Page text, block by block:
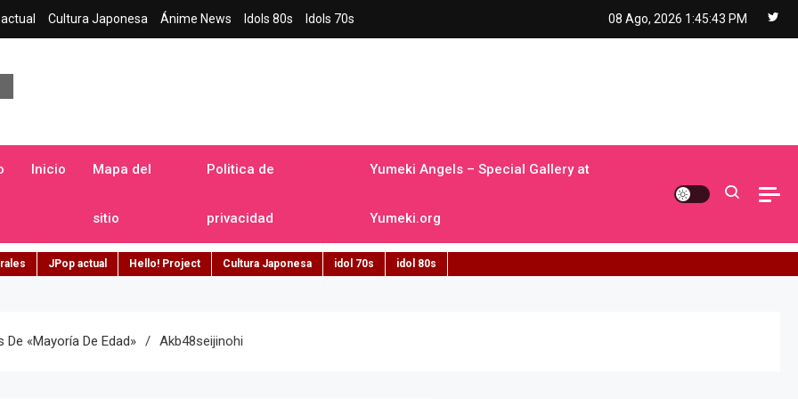
Cultura Japonesa Ánime News Idols 80s Idols 70s 08 Ago, 2026 1:45:44 PM
Inicio Mapa del
sitio
Politica de
privacidad
Yumeki Angels – Special Gallery at
Yumeki.org
JPop actual Hello! Project Cultura Japonesa idol 70s idol 80s
«Mayoría De Edad» Akb48seijinohi